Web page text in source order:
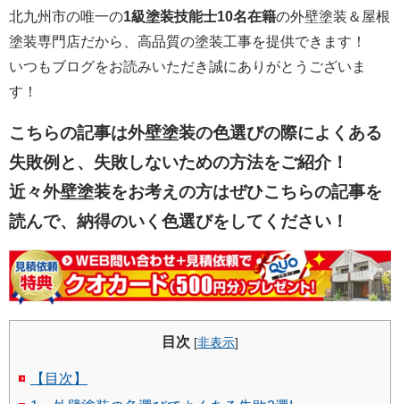
北九州市の唯一の1級塗装技能士10名在籍の外壁塗装＆屋根
塗装専門店だから、高品質の塗装工事を提供できます！
いつもブログをお読みいただき誠にありがとうございま
す！
こちらの記事は外壁塗装の色選びの際によくある
失敗例と、失敗しないための方法をご紹介！
近々外壁塗装をお考えの方はぜひこちらの記事を
読んで、納得のいく色選びをしてください！
目次 [非表示]
【目次】